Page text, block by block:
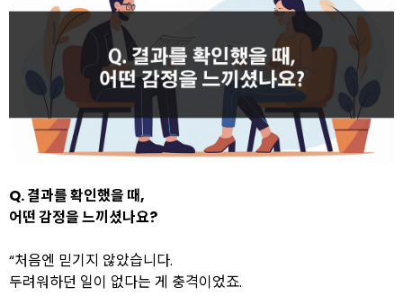
Q. 결과를 확인했을 때,
어떤 감정을 느끼셨나요?
“처음엔 믿기지 않았습니다.
두려워하던 일이 없다는 게 충격이었죠.